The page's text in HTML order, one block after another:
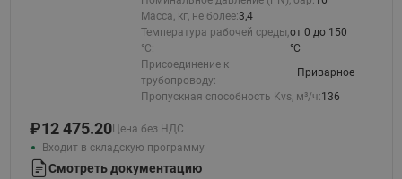
Масса, кг, не более:3,4
Температура рабочей среды,
°С:
от 0 до 150
°C
Присоединение к
трубопроводу:
Приварное
Пропускная способность Kvs, м³/ч:136
₽12 475.20Цена без НДС
Входит в складскую программу
Смотреть документацию